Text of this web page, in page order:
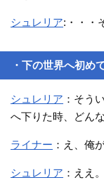
シュレリア:・・・
・下の世界へ初め
シュレリア ：そう
へ下りた時、どん
ライナー ：え、俺
シュレリア ：ええ。